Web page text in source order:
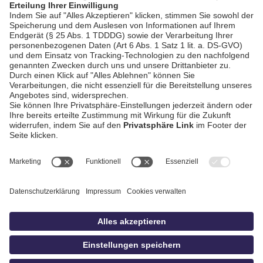
AGB / Gewinnspiele
Datenschutz
Impressum
idowa
Privatsphäre